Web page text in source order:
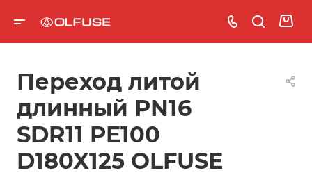
Переход литой
длинный PN16
SDR11 PE100
D180X125 OLFUSE